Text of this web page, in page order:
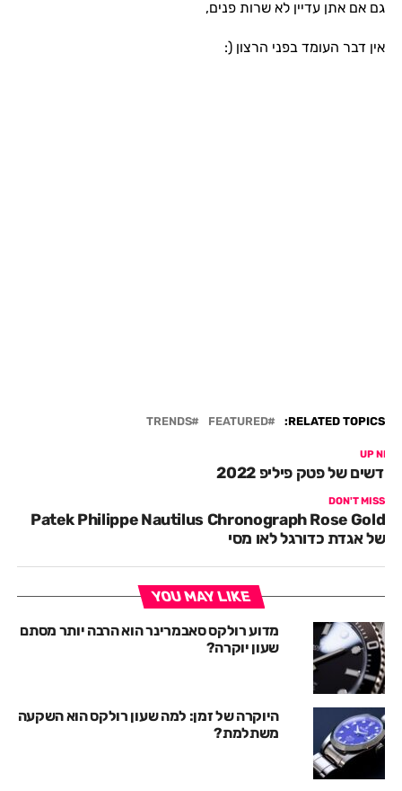
גם אם אתן עדיין לא שרות פנים,
אין דבר העומד בפני הרצון (:
RELATED TOPICS:
FEATURED
TRENDS
UP
של פטק פיליפ 2022
DON'T MISS
Patek Philippe Nautilus Chronograph Rose Gold
של אגדת כדורגל לאו מסי
YOU MAY LIKE
מדוע רולקס סאבמרינר הוא הרבה יותר מסתם
שעון יוקרה?
היוקרה של זמן: למה שעון רולקס הוא השקעה
משתלמת?